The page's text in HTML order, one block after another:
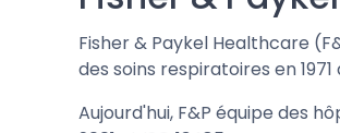
Fisher & Paykel Healthcare
des soins respiratoires en
Aujourd'hui, F&P équipe des